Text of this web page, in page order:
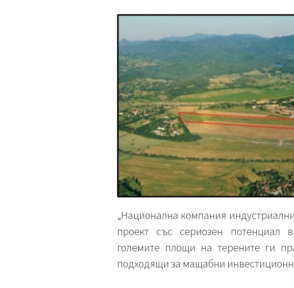
„Национална компания
проект със сериозен потенциал в
големите площи на терените ги
подходящи за мащабни